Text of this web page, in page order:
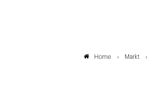
Home Markt